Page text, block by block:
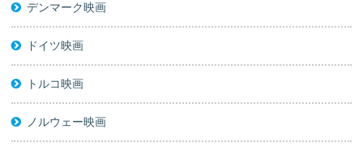
デンマーク映画
ドイツ映画
トルコ映画
ノルウェー映画